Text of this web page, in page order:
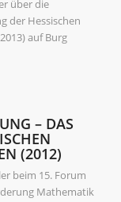
über die
der Hessischen
auf Burg
– DAS
(2012)
beim 15. Forum
Mathematik